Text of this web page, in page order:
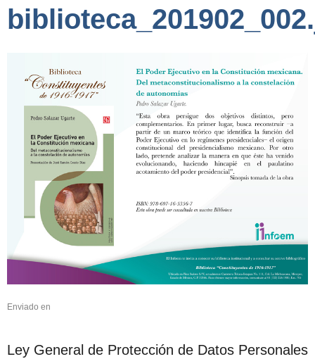
Enviado en
Ley General de Protección de Datos Personales